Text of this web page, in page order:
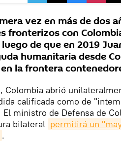
vez en más de dos
fronterizos con
de que en 2019
humanitaria desde
la frontera
Colombia abrió
calificada como de
El ministro de Defensa de
bilateral permitirá un
.